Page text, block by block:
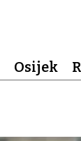
Osijek